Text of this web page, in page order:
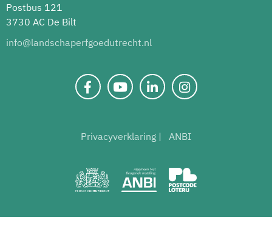
Postbus 121
3730 AC De Bilt
info@landschaperfgoedutrecht.nl
Privacyverklaring ANBI